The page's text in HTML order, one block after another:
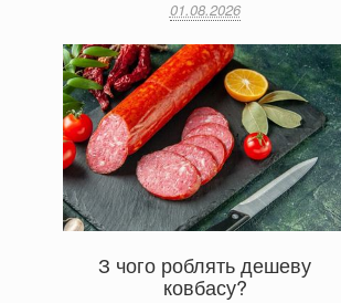
01.08.2026
З чого роблять дешеву
ковбасу?